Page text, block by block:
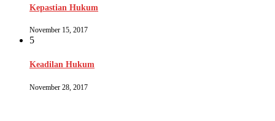
Kepastian Hukum
November 15, 2017
5
Keadilan Hukum
November 28, 2017